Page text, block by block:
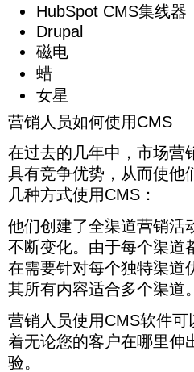
些
特
使
其
功
能
大，
但
是
它
们
可
不
适
用
于
标。
达
到
目
标
需
要
哪
功
能，
然
后
比
较
选
项。
常
见
的
功
能
和
CMS
求，
以
供
许
多
组
用
来
实
现
站。
管
理
系
统
都
不
要
用
户
具
有
广
泛
编
码
知
识，
容。
有
争
优
势，
从
而
使
他
们
能
够
掌
最
新
趋
势。
体，
针
对
个
独
特
渠
优
化
内
容。
换
句
说，
营
销
人
HubSpot CMS集线器
Drupal
磁电
蜡
女星
营销人员如何使用CMS
在过去的几年中，市场营
具有竞争优势，从而使他
几种方式使用CMS：
他们创建了全渠道营销活
不断变化。由于每个渠道
在需要针对每个独特渠道
其所有内容适合多个渠道。
营销人员使用CMS软件
着无论您的客户在哪里伸
验。